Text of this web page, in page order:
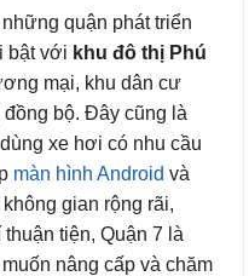
những quận phát triển
bật với khu đô thị Phú
mại, khu dân cư
bộ. Đây cũng là
xe hơi có nhu cầu
màn hình Android và
gian rộng rãi,
tiện, Quận 7 là
nâng cấp và chăm